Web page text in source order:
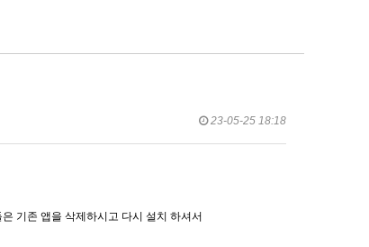
23-05-25 18:18
기존 앱을 삭제하시고 다시 설치 하셔서